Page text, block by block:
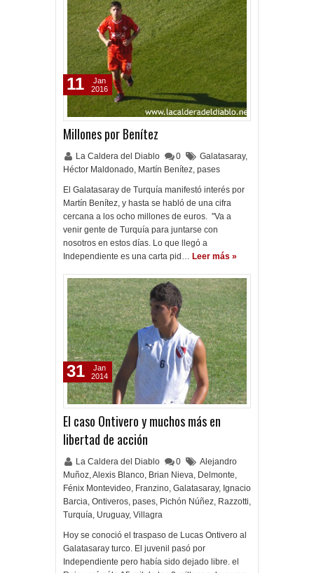
Millones por Benítez
La Caldera del Diablo 0 Galatasaray,
Héctor Maldonado, Martín Benítez, pases
El Galatasaray de Turquía manifestó interés por
Martín Benítez, y hasta se habló de una cifra
cercana a los ocho millones de euros. "Va a
venir gente de Turquía para juntarse con
nosotros en estos días. Lo que llegó a
Independiente es una carta pid… Leer más »
11
Jan
2016
El caso Ontivero y muchos más en
libertad de acción
La Caldera del Diablo 0
Alejandro
Muñoz,Alexis Blanco, Brian Nieva, Delmonte,
Fénix Montevideo, Franzino, Galatasaray, Ignacio
Barcia, Ontiveros, pases, Pichón Núñez, Razzotti,
Turquía, Uruguay, Villagra
Hoy se conoció el traspaso de Lucas Ontivero al
Galatasaray turco. El juvenil pasó por
Independiente pero había sido dejado libre. el
31
Jan
2014